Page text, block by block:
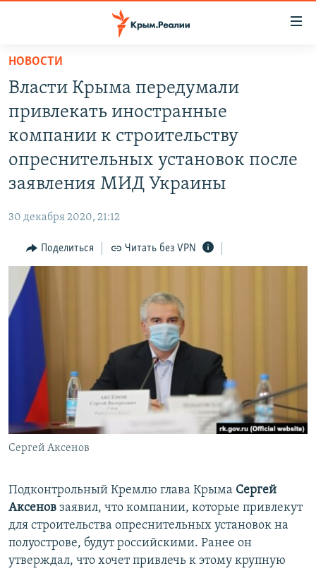
Вернуться
основному
содержанию
Вернутся
главной
навигации
СПЕЦПРОЕКТЫ
11 ЛЕТ ОККУПАЦИИ КРЫМА. 11 ИСТОРИЙ СОПРОТИВЛЕНИЯ
ВОДА
ЕЩЕ
ТЕЛЕПРОЕКТ КРЫМ.РЕАЛИИ
СОВЕТЫ ПРАВОЗАЩИТНИКОВ
ПРОПАВШИЕ БЕЗ ВЕСТИ
КРЫМ.НЕПОКОРЕННЫЙ
ELIFBE
УКРАИНСКАЯ ПРОБЛЕМА КРЫМА
КАК ОБОЙТИ БЛОКИРОВКУ
Українською
Qırımtatar
Все сайты RFE/RL
НОВОСТИ
Власти Крыма передумали
привлекать иностранные
компании к строительству
опреснительных установок после
заявления МИД Украины
30 декабря 2020, 21:12
Поделиться Читать без VPN
Сергей Аксенов
Подконтрольный Кремлю глава Крыма Сергей
Аксенов заявил, что компании, которые привлекут
для строительства опреснительных установок на
полуострове, будут российскими. Ранее он
утверждал, что хочет привлечь к этому крупную